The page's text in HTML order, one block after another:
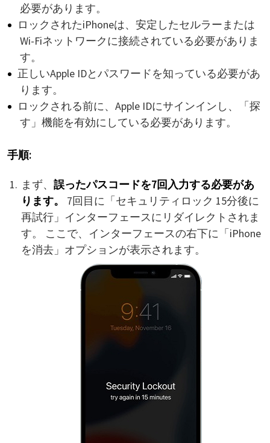
必要があります。
ロックされたiPhoneは、安定したセルラーまたは
Wi-Fiネットワークに接続されている必要がありま
す。
正しいApple IDとパスワードを知っている必要があ
ります。
ロックされる前に、Apple IDにサインインし、「探
す」機能を有効にしている必要があります。
手順:
まず、 誤ったパスコードを7回入力する必要があ
ります。
7回目に「セキュリティロック 15分後に
再試行」インターフェースにリダイレクトされま
す。 ここで、インターフェースの右下に「iPhone
を消去」オプションが表示されます。